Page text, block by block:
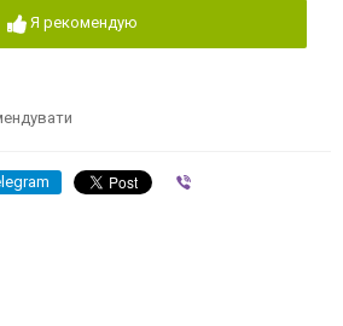
Я рекомендую